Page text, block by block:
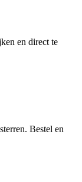
en direct te
Bestel en